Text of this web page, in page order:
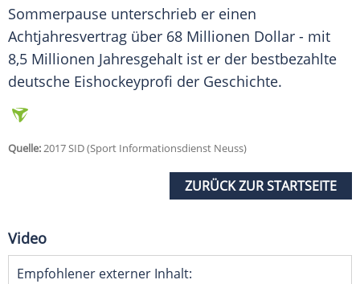
Sommerpause unterschrieb er einen
Achtjahresvertrag über 68 Millionen Dollar - mit
8,5 Millionen Jahresgehalt ist er der bestbezahlte
deutsche Eishockeyprofi der Geschichte.
Quelle:2017 SID (Sport Informationsdienst Neuss)
ZURÜCK ZUR STARTSEITE
Video
Empfohlener externer Inhalt: